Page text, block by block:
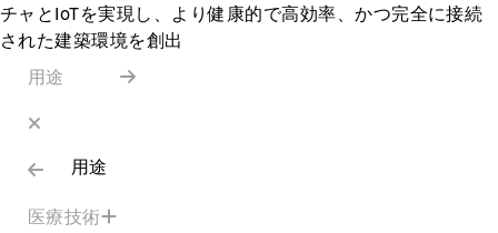
チャとIoTを実現し、より健康的で高効率、かつ完全に接続
された建築環境を創出
用途
用途
医療技術